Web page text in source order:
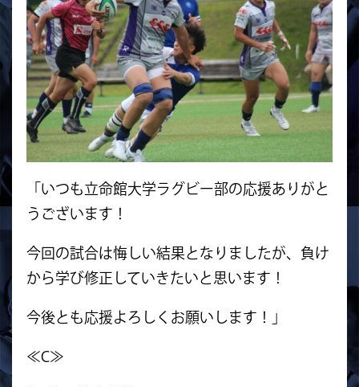
「いつも立命館大学ラグビー部の応援ありがと
うございます！
今回の試合は悔しい結果となりましたが、負け
から学び修正していきたいと思います！
今後とも応援よろしくお願いします！」
≪C≫